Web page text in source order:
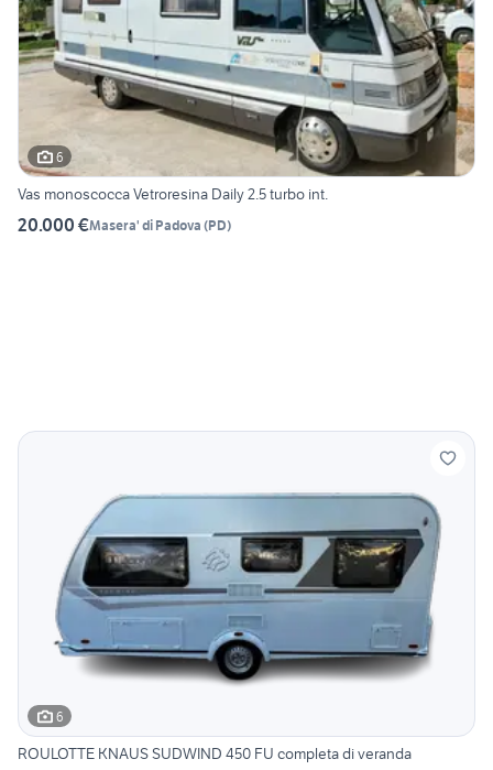
6
Vas monoscocca Vetroresina Daily 2.5 turbo int.
20.000 €Masera' di Padova (PD)
6
ROULOTTE KNAUS SUDWIND 450 FU completa di veranda